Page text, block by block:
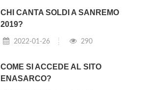
CHI CANTA SOLDI A SANREMO
2019?
2022-01-26 290
COME SI ACCEDE AL SITO
ENASARCO?